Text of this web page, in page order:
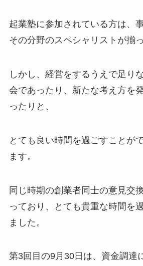
起業塾に参加されている方は、
その分野のスペシャリストが揃
しかし、経営をするうえで足り
会であったり、新たな考え方を
ったりと、
とても良い時間を過ごすことが
ます。
同じ時期の創業者同士の意見交
っており、とても貴重な時間を
ました。
第3回目の9月30日は、資金調達